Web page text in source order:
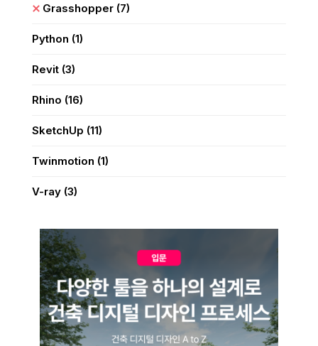
Grasshopper (7)
Python (1)
Revit (3)
Rhino (16)
SketchUp (11)
Twinmotion (1)
V-ray (3)